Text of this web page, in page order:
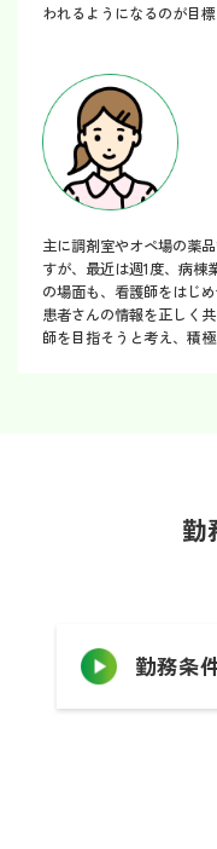
われるようになるのが目標
主に調剤室やオペ場の薬
すが、最近は週1度、病棟
の場面も、看護師をはじ
患者さんの情報を正しく
師を目指そうと考え、積
勤
勤務条